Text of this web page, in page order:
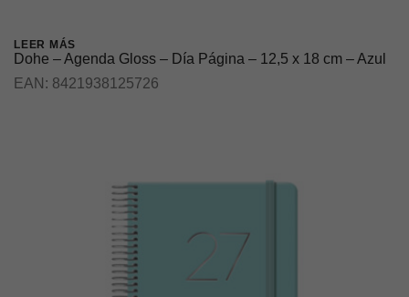
LEER MÁS
Dohe – Agenda Gloss – Día Página – 12,5 x 18 cm – Azul
EAN: 8421938125726